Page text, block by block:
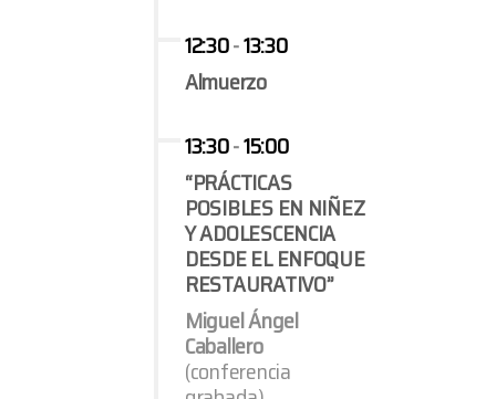
12:30-13:30
Almuerzo
13:30-15:00
“PRÁCTICAS
POSIBLES EN NIÑEZ
Y ADOLESCENCIA
DESDE EL ENFOQUE
RESTAURATIVO”
Miguel Ángel
Caballero
(conferencia